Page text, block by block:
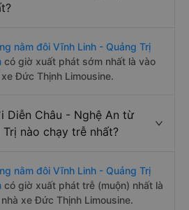
nằm đôi Vĩnh Linh - Quảng Trị
có giờ xuất phát sớm nhất là vào
Đức Thịnh Limousine.
Diễn Châu - Nghệ An từ
nào chạy trễ nhất?
nằm đôi Vĩnh Linh - Quảng Trị
có giờ xuất phát trễ (muộn) nhất là
xe Đức Thịnh Limousine.